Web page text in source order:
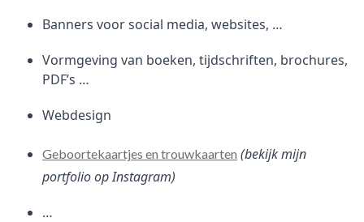
Banners voor social media, websites, …
Vormgeving van boeken, tijdschriften, brochures,
PDF’s …
Webdesign
Geboortekaartjes en trouwkaarten (bekijk mijn
portfolio op Instagram)
…